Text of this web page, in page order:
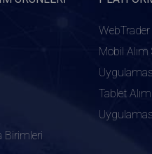
Birimleri
WebTrader
Mobil Alım
Tablet